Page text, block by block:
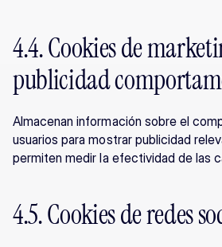
4.4. Cookies de
publicidad
Almacenan información sobre el
usuarios para mostrar publicidad
permiten medir la efectividad de las
4.5. Cookies de redes